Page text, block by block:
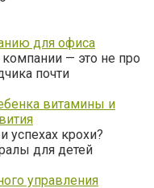
для офиса
— это не про
почти
витамины и
успехах крохи?
для детей
управления